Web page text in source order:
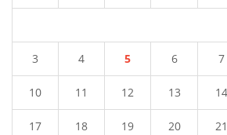
3 4 5 6 7
10 11 12 13 14
17 18 19 20 21